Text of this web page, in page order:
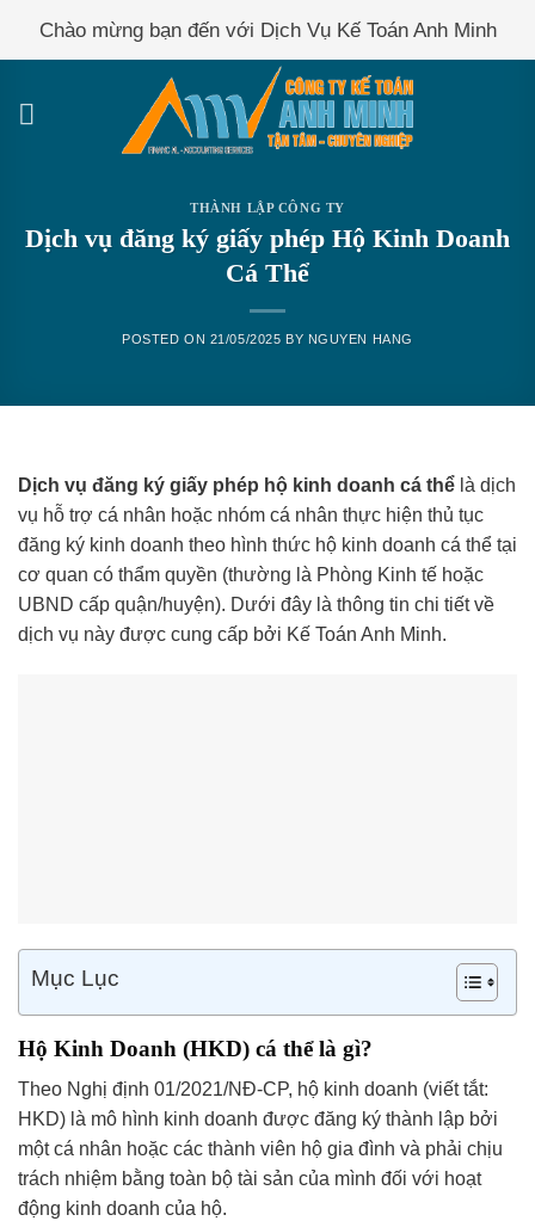
Chào mừng bạn đến với Dịch Vụ Kế Toán Anh Minh
THÀNH LẬP CÔNG TY
Dịch vụ đăng ký giấy phép Hộ Kinh Doanh
Cá Thể
POSTED ON 21/05/2025 BY NGUYEN HANG
Dịch vụ đăng ký giấy phép hộ kinh doanh cá thể là dịch
vụ hỗ trợ cá nhân hoặc nhóm cá nhân thực hiện thủ tục
đăng ký kinh doanh theo hình thức hộ kinh doanh cá thể tại
cơ quan có thẩm quyền (thường là Phòng Kinh tế hoặc
UBND cấp quận/huyện). Dưới đây là thông tin chi tiết về
dịch vụ này được cung cấp bởi Kế Toán Anh Minh.
Mục Lục
Hộ Kinh Doanh (HKD) cá thể là gì?
Theo Nghị định 01/2021/NĐ-CP, hộ kinh doanh (viết tắt:
HKD) là mô hình kinh doanh được đăng ký thành lập bởi
một cá nhân hoặc các thành viên hộ gia đình và phải chịu
trách nhiệm bằng toàn bộ tài sản của mình đối với hoạt
động kinh doanh của hộ.